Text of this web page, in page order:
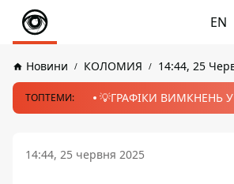
EN
Новини КОЛОМИЯ 14:44, 25
ТОПТЕМИ: 💡ГРАФІКИ ВИМКНЕНЬ
14:44, 25 червня 2025